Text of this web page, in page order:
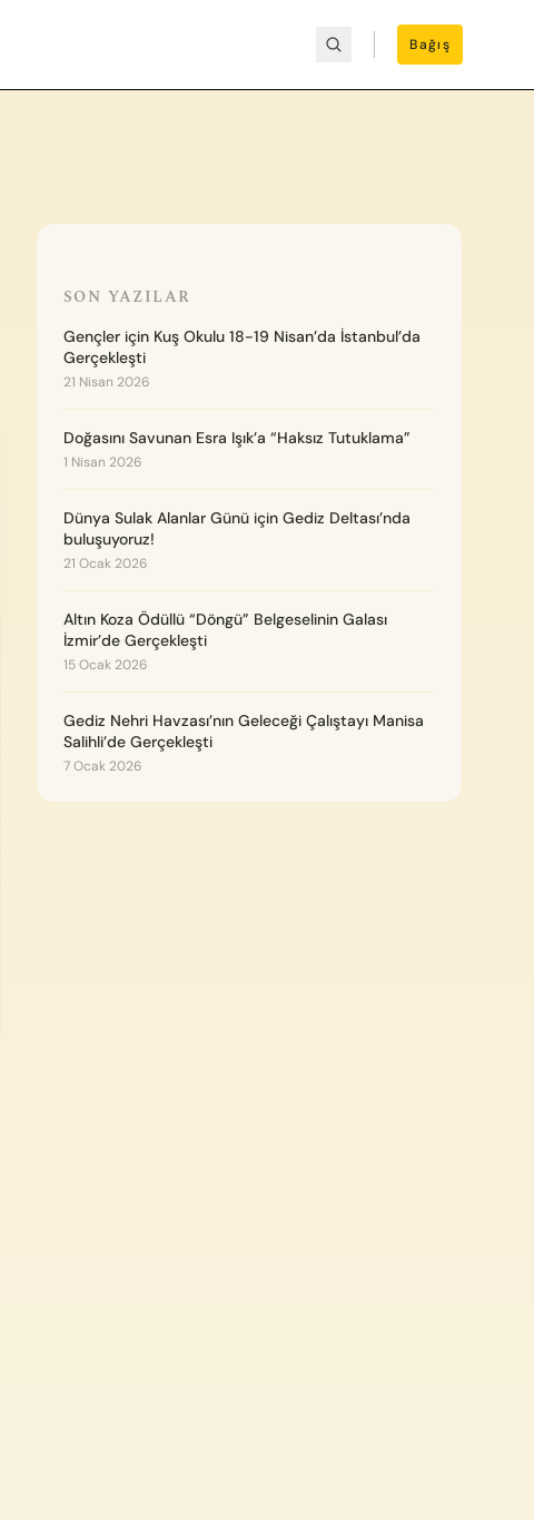
Bağış
SON YAZILAR
Gençler için Kuş Okulu 18-19 Nisan’da İstanbul’da
Gerçekleşti
21 Nisan 2026
Doğasını Savunan Esra Işık’a “Haksız Tutuklama”
1 Nisan 2026
Dünya Sulak Alanlar Günü için Gediz Deltası’nda
buluşuyoruz!
21 Ocak 2026
Altın Koza Ödüllü “Döngü” Belgeselinin Galası
İzmir’de Gerçekleşti
15 Ocak 2026
Gediz Nehri Havzası’nın Geleceği Çalıştayı Manisa
Salihli’de Gerçekleşti
7 Ocak 2026